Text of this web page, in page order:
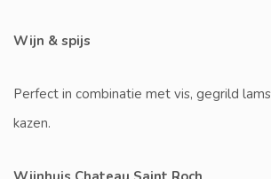
Wijn & spijs
Perfect in combinatie met vis, gegrild
kazen.